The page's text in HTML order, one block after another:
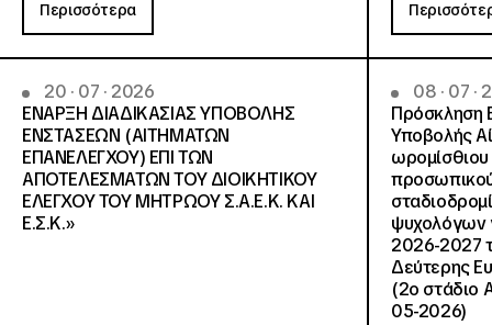
Περισσότερα
20 · 07 · 2026
ΕΝΑΡΞΗ ΔΙΑΔΙΚΑΣΙΑΣ ΥΠΟΒΟΛΗΣ
ΕΝΣΤΑΣΕΩΝ (ΑΙΤΗΜΑΤΩΝ
ΕΠΑΝΕΛΕΓΧΟΥ) ΕΠΙ ΤΩΝ
ΑΠΟΤΕΛΕΣΜΑΤΩΝ ΤΟΥ ΔΙΟΙΚΗΤΙΚΟΥ
ΕΛΕΓΧΟΥ ΤΟΥ ΜΗΤΡΩΟΥ Σ.Α.Ε.Κ. ΚΑΙ
Ε.Σ.Κ.»
08 · 07 ·
Πρόσκληση
Υποβολής
ωρομίσθιου
ψυχολόγων
2026-2027
Δεύτερης
(2ο
05-2026)